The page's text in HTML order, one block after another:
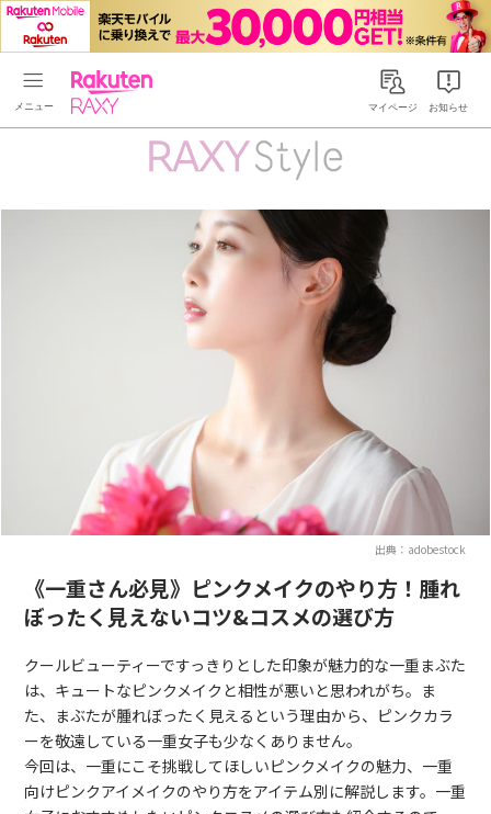
Rakuten RAXYマイページ お知らせ
出典：adobestock
《一重さん必見》ピンクメイクのやり方！腫れ
ぼったく見えないコツ&コスメの選び方
クールビューティーですっきりとした印象が魅力的な一重まぶた
は、キュートなピンクメイクと相性が悪いと思われがち。ま
た、まぶたが腫れぼったく見えるという理由から、ピンクカラ
ーを敬遠している一重女子も少なくありません。
今回は、一重にこそ挑戦してほしいピンクメイクの魅力、一重
向けピンクアイメイクのやり方をアイテム別に解説します。一重